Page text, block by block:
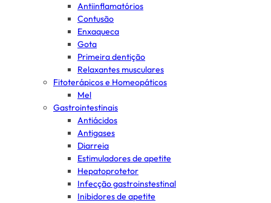
Antiinflamatórios
Contusão
Enxaqueca
Gota
Primeira dentição
Relaxantes musculares
Fitoterápicos e Homeopáticos
Mel
Gastrointestinais
Antiácidos
Antigases
Diarreia
Estimuladores de apetite
Hepatoprotetor
Infecção gastroinstestinal
Inibidores de apetite